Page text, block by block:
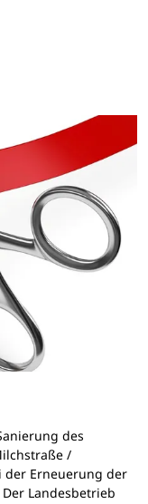
des
/
der Erneuerung der
Landesbetrieb